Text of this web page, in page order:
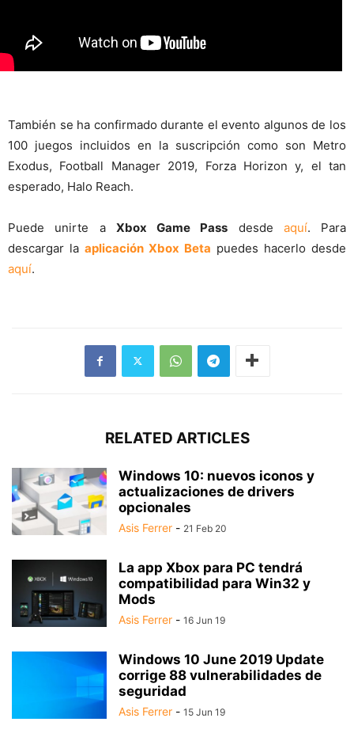
También se ha confirmado durante el evento algunos de los
100 juegos incluidos en la suscripción como son Metro
Exodus, Football Manager 2019, Forza Horizon y, el tan
esperado, Halo Reach.
Puede unirte a Xbox Game Pass desde aquí. Para
descargar la aplicación Xbox Beta puedes hacerlo desde
aquí.
RELATED ARTICLES
Windows 10: nuevos iconos y
actualizaciones de drivers
opcionales
Asis Ferrer - 21 Feb 20
La app Xbox para PC tendrá
compatibilidad para Win32 y
Mods
Asis Ferrer - 16 Jun 19
Windows 10 June 2019 Update
corrige 88 vulnerabilidades de
seguridad
Asis Ferrer - 15 Jun 19